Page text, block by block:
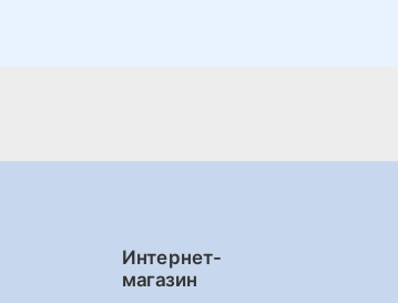
Интернет-
магазин